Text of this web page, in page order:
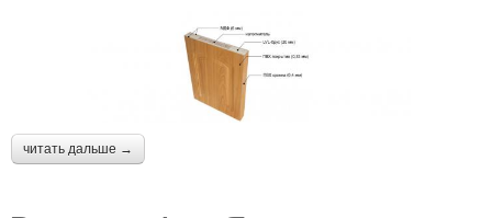
читать дальше →